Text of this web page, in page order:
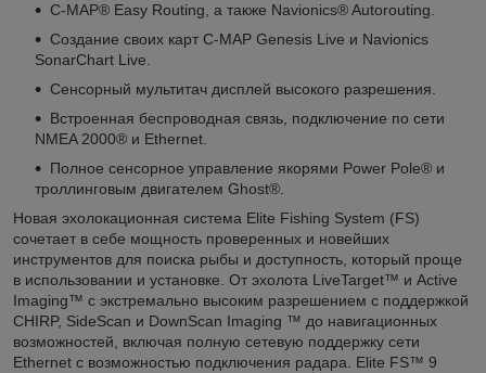
C-MAP® Easy Routing, а также Navionics® Autorouting.
Создание своих карт C-MAP Genesis Live и Navionics
SonarChart Live.
Сенсорный мультитач дисплей высокого разрешения.
Встроенная беспроводная связь, подключение по сети
NMEA 2000® и Ethernet.
Полное сенсорное управление якорями Power Pole® и
троллинговым двигателем Ghost®.
Новая эхолокационная система Elite Fishing System (FS)
сочетает в себе мощность проверенных и новейших
инструментов для поиска рыбы и доступность, который проще
в использовании и установке. От эхолота LiveTarget™ и Active
Imaging™ с экстремально высоким разрешением с поддержкой
CHIRP, SideScan и DownScan Imaging ™ до навигационных
возможностей, включая полную сетевую поддержку сети
Ethernet с возможностью подключения радара. Elite FS™ 9